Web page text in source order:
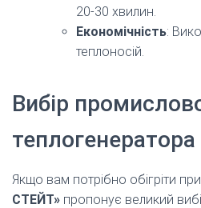
20-30 хвилин.
Економічність:
теплоносій.
Вибір
теплогенератора
Якщо вам потрібно обігріти
СТЕЙТ» пропонує великий